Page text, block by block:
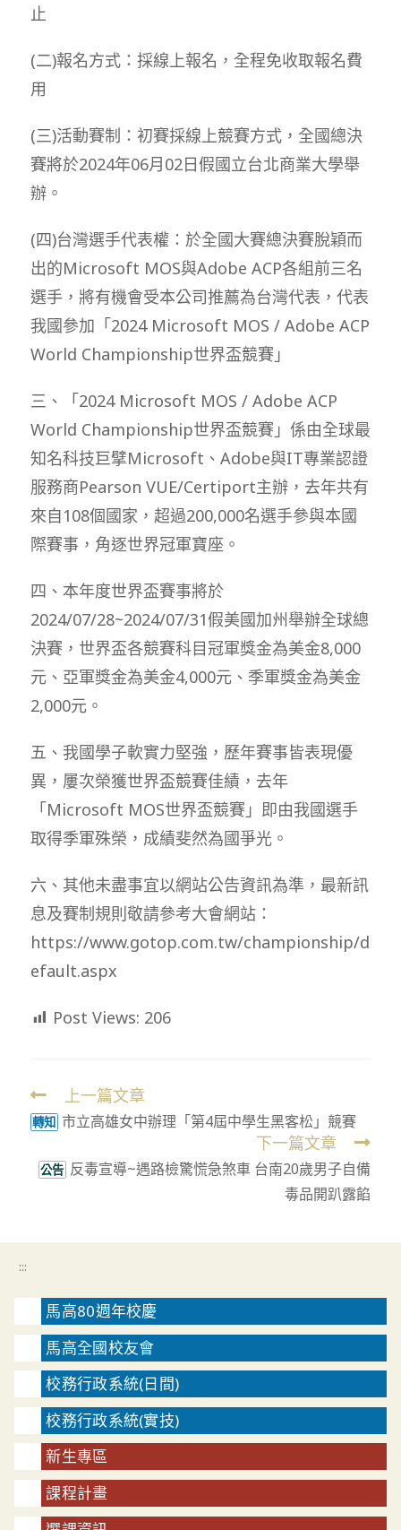
止
(二)報名方式：採線上報名，全程免收取報名費
用
(三)活動賽制：初賽採線上競賽方式，全國總決
賽將於2024年06月02日假國立台北商業大學舉
辦。
(四)台灣選手代表權：於全國大賽總決賽脫穎而
出的Microsoft MOS與Adobe ACP各組前三名
選手，將有機會受本公司推薦為台灣代表，代表
我國參加「2024 Microsoft MOS / Adobe ACP
World Championship世界盃競賽」
三、「2024 Microsoft MOS / Adobe ACP
World Championship世界盃競賽」係由全球最
知名科技巨擘Microsoft、Adobe與IT專業認證
服務商Pearson VUE/Certiport主辦，去年共有
來自108個國家，超過200,000名選手參與本國
際賽事，角逐世界冠軍寶座。
四、本年度世界盃賽事將於
2024/07/28~2024/07/31假美國加州舉辦全球總
決賽，世界盃各競賽科目冠軍獎金為美金8,000
元、亞軍獎金為美金4,000元、季軍獎金為美金
2,000元。
五、我國學子軟實力堅強，歷年賽事皆表現優
異，屢次榮獲世界盃競賽佳績，去年
「Microsoft MOS世界盃競賽」即由我國選手
取得季軍殊榮，成績斐然為國爭光。
六、其他未盡事宜以網站公告資訊為準，最新訊
息及賽制規則敬請參考大會網站：
https://www.gotop.com.tw/championship/d
efault.aspx
Post Views: 206
Read
more
上一篇文章
轉知 市立高雄女中辦理「第4屆中學生黑客松」競賽
下一篇文章
公告 反毒宣導~遇路檢驚慌急煞車 台南20歲男子自備
毒品開趴露餡
:::
馬高80週年校慶
馬高全國校友會
校務行政系統(日間)
校務行政系統(實技)
新生專區
課程計畫